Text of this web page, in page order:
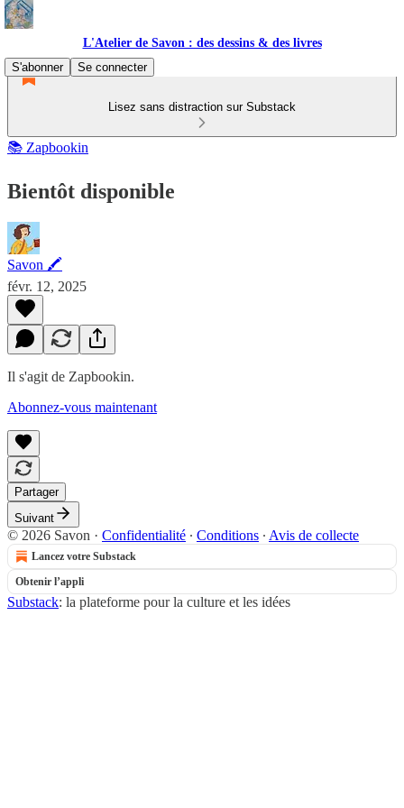
L'Atelier de Savon : des dessins & des livres
S'abonner
Se connecter
Lisez sans distraction sur Substack
📚 Zapbookin
Bientôt disponible
Savon 🖍
févr. 12, 2025
Il s'agit de Zapbookin.
Abonnez-vous maintenant
Partager
Suivant
© 2026 Savon · Confidentialité ∙ Conditions ∙ Avis de collecte
Lancez votre Substack
Obtenir l’appli
Substack: la plateforme pour la culture et les idées